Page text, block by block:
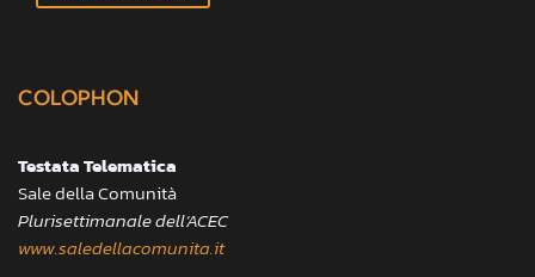
COLOPHON
Testata Telematica
Sale della Comunità
Plurisettimanale dell’ACEC
www.saledellacomunita.it